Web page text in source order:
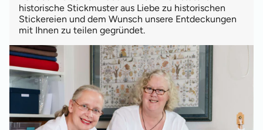
historische Stickmuster aus Liebe zu historischen
Stickereien und dem Wunsch unsere Entdeckungen
mit Ihnen zu teilen gegründet.